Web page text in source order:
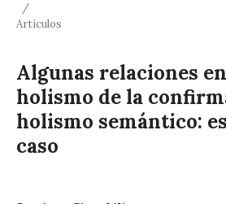
/
Artículos
Algunas relaciones
holismo de la
holismo semántico:
caso